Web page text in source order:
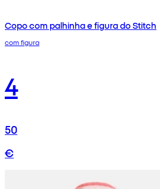
Copo com palhinha e figura do Stitch
com figura
4
50
€